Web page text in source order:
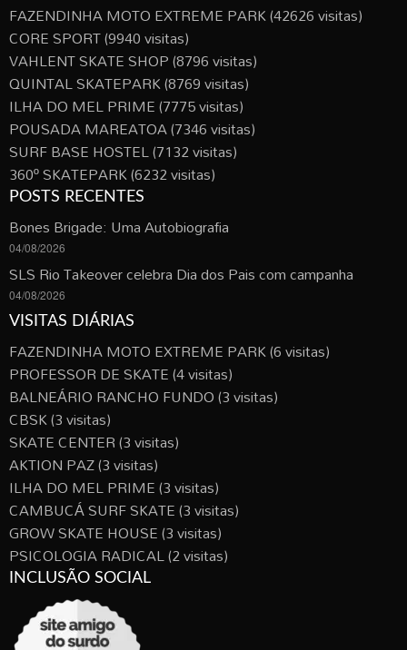
FAZENDINHA MOTO EXTREME PARK(42626 visitas)
CORE SPORT(9940 visitas)
VAHLENT SKATE SHOP(8796 visitas)
QUINTAL SKATEPARK(8769 visitas)
ILHA DO MEL PRIME(7775 visitas)
POUSADA MAREATOA(7346 visitas)
SURF BASE HOSTEL(7132 visitas)
360º SKATEPARK(6232 visitas)
POSTS RECENTES
Bones Brigade: Uma Autobiografia
04/08/2026
SLS Rio Takeover celebra Dia dos Pais com campanha
04/08/2026
VISITAS DIÁRIAS
FAZENDINHA MOTO EXTREME PARK(6 visitas)
PROFESSOR DE SKATE(4 visitas)
BALNEÁRIO RANCHO FUNDO(3 visitas)
CBSK(3 visitas)
SKATE CENTER(3 visitas)
AKTION PAZ(3 visitas)
ILHA DO MEL PRIME(3 visitas)
CAMBUCÁ SURF SKATE(3 visitas)
GROW SKATE HOUSE(3 visitas)
PSICOLOGIA RADICAL(2 visitas)
INCLUSÃO SOCIAL